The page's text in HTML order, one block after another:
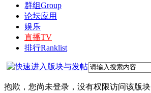
群组Group
论坛应用
娱乐
直播TV
排行Ranklist
抱歉，您尚未登录，没有权限访问该版块